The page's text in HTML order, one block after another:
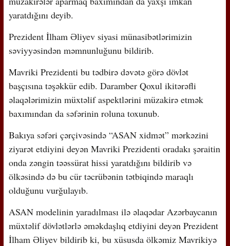
yaratdığını deyib.
Prezident İlham Əliyev siyasi münasibətlərimizin
səviyyəsindən məmnunluğunu bildirib.
Mavriki Prezidenti bu tədbirə dəvətə görə dövlət
başçısına təşəkkür edib. Daramber Qoxul ikitərəfli
əlaqələrimizin müxtəlif aspektlərini müzakirə etmək
baxımından da səfərinin roluna toxunub.
Bakıya səfəri çərçivəsində “ASAN xidmət” mərkəzini
ziyarət etdiyini deyən Mavriki Prezidenti oradakı şəraitin
onda zəngin təəssürat hissi yaratdığını bildirib və
ölkəsində də bu cür təcrübənin tətbiqində maraqlı
olduğunu vurğulayıb.
ASAN modelinin yaradılması ilə əlaqədar Azərbaycanın
müxtəlif dövlətlərlə əməkdaşlıq etdiyini deyən Prezident
İlham Əliyev bildirib ki, bu xüsusda ölkəmiz Mavrikiyə